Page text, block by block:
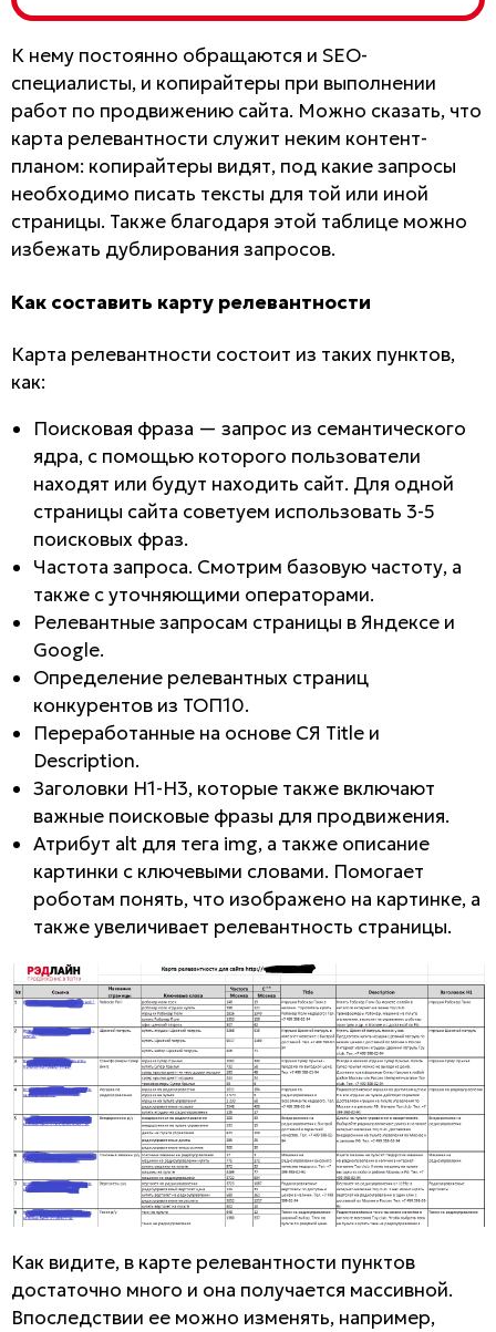
К нему постоянно обращаются и SEO-
специалисты, и копирайтеры при выполнении
работ по продвижению сайта. Можно сказать, что
карта релевантности служит неким контент-
планом: копирайтеры видят, под какие запросы
необходимо писать тексты для той или иной
страницы. Также благодаря этой таблице можно
избежать дублирования запросов.
Как составить карту релевантности
Карта релевантности состоит из таких пунктов,
как:
Поисковая фраза — запрос из семантического
ядра, с помощью которого пользователи
находят или будут находить сайт. Для одной
страницы сайта советуем использовать 3-5
поисковых фраз.
Частота запроса. Смотрим базовую частоту, а
также с уточняющими операторами.
Релевантные запросам страницы в Яндексе и
Google.
Определение релевантных страниц
конкурентов из ТОП10.
Переработанные на основе СЯ Title и
Description.
Заголовки H1-H3, которые также включают
важные поисковые фразы для продвижения.
Атрибут alt для тега img, а также описание
картинки с ключевыми словами. Помогает
роботам понять, что изображено на картинке, а
также увеличивает релевантность страницы.
Как видите, в карте релевантности пунктов
достаточно много и она получается массивной.
Впоследствии ее можно изменять, например,